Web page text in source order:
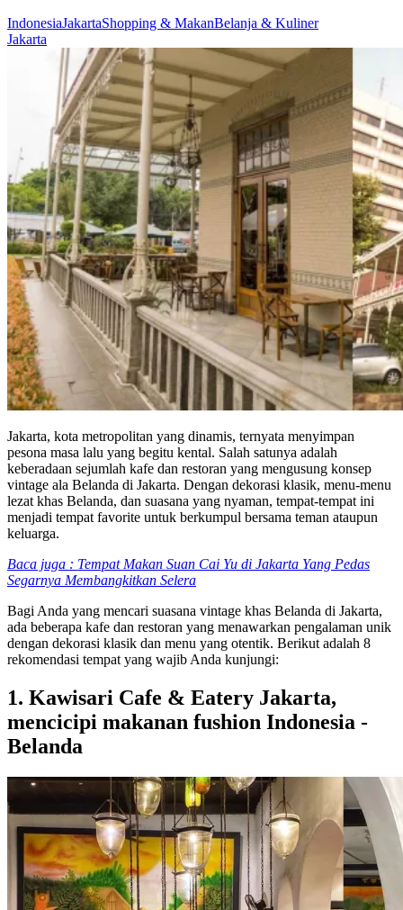
IndonesiaJakartaShopping & MakanBelanja & Kuliner
Jakarta
Jakarta, kota metropolitan yang dinamis, ternyata menyimpan
pesona masa lalu yang begitu kental. Salah satunya adalah
keberadaan sejumlah kafe dan restoran yang mengusung konsep
vintage ala Belanda di Jakarta. Dengan dekorasi klasik, menu-menu
lezat khas Belanda, dan suasana yang nyaman, tempat-tempat ini
menjadi tempat favorite untuk berkumpul bersama teman ataupun
keluarga.
Baca juga : Tempat Makan Suan Cai Yu di Jakarta Yang Pedas
Segarnya Membangkitkan Selera
Bagi Anda yang mencari suasana vintage khas Belanda di Jakarta,
ada beberapa kafe dan restoran yang menawarkan pengalaman unik
dengan dekorasi klasik dan menu yang otentik. Berikut adalah 8
rekomendasi tempat yang wajib Anda kunjungi:
1. Kawisari Cafe & Eatery Jakarta,
mencicipi makanan fushion Indonesia -
Belanda